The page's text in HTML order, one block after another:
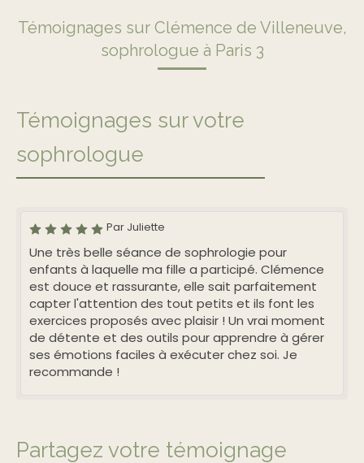
Témoignages sur Clémence de Villeneuve,
sophrologue à Paris 3
Témoignages sur votre
sophrologue
Par Juliette
Une très belle séance de sophrologie pour
enfants à laquelle ma fille a participé. Clémence
est douce et rassurante, elle sait parfaitement
capter l'attention des tout petits et ils font les
exercices proposés avec plaisir ! Un vrai moment
de détente et des outils pour apprendre à gérer
ses émotions faciles à exécuter chez soi. Je
recommande !
Partagez votre témoignage